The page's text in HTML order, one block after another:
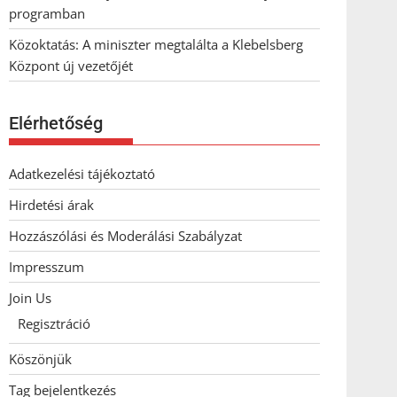
programban
Közoktatás: A miniszter megtalálta a Klebelsberg
Központ új vezetőjét
Elérhetőség
Adatkezelési tájékoztató
Hirdetési árak
Hozzászólási és Moderálási Szabályzat
Impresszum
Join Us
Regisztráció
Köszönjük
Tag bejelentkezés